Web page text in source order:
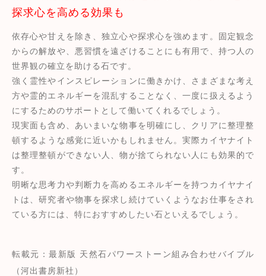
探求心を高める効果も
依存心や甘えを除き、独立心や探求心を強めます。固定観念
からの解放や、悪習慣を遠ざけることにも有用で、持つ人の
世界観の確立を助ける石です。
強く霊性やインスピレーションに働きかけ、さまざまな考え
方や霊的エネルギーを混乱することなく、一度に扱えるよう
にするためのサポートとして働いてくれるでしょう。
現実面も含め、あいまいな物事を明確にし、クリアに整理整
頓するような感覚に近いかもしれません。実際カイヤナイト
は整理整頓ができない人、物が捨てられない人にも効果的で
す。
明晰な思考力や判断力を高めるエネルギーを持つカイヤナイ
トは、研究者や物事を探求し続けていくようなお仕事をされ
ている方には、特におすすめしたい石といえるでしょう。
転載元：最新版 天然石パワーストーン組み合わせバイブル
（河出書房新社）